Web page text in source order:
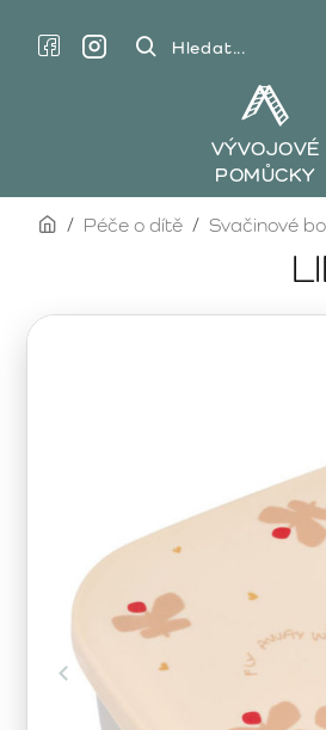
Hledat...
VÝVOJOVÉ
POMŮCKY
homePéče o dítě Svačinové